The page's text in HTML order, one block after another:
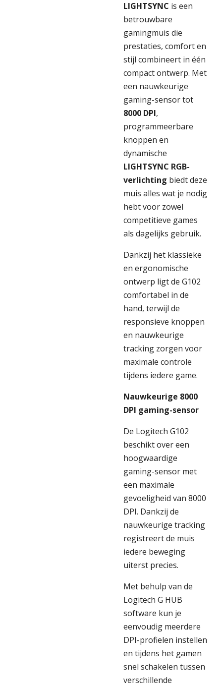
LIGHTSYNC is een
betrouwbare
gamingmuis die
prestaties, comfort en
stijl combineert in één
compact ontwerp. Met
een nauwkeurige
gaming-sensor tot
8000 DPI,
programmeerbare
knoppen en
dynamische
LIGHTSYNC RGB-
verlichting biedt deze
muis alles wat je nodig
hebt voor zowel
competitieve games
als dagelijks gebruik.
Dankzij het klassieke
en ergonomische
ontwerp ligt de G102
comfortabel in de
hand, terwijl de
responsieve knoppen
en nauwkeurige
tracking zorgen voor
maximale controle
tijdens iedere game.
Nauwkeurige 8000
DPI gaming-sensor
De Logitech G102
beschikt over een
hoogwaardige
gaming-sensor met
een maximale
gevoeligheid van 8000
DPI. Dankzij de
nauwkeurige tracking
registreert de muis
iedere beweging
uiterst precies.
Met behulp van de
Logitech G HUB
software kun je
eenvoudig meerdere
DPI-profielen instellen
en tijdens het gamen
snel schakelen tussen
verschillende